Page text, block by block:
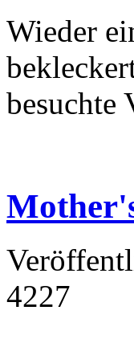
Wieder
besuchte
4227